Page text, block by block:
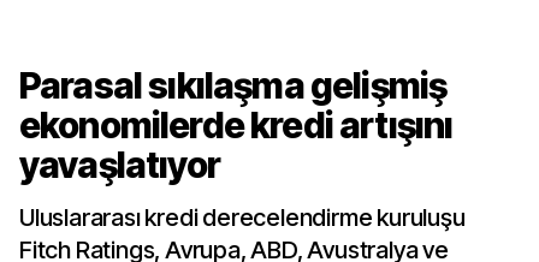
Parasal sıkılaşma gelişmiş
ekonomilerde kredi artışını
yavaşlatıyor
Uluslararası kredi derecelendirme kuruluşu
Fitch Ratings, Avrupa, ABD, Avustralya ve